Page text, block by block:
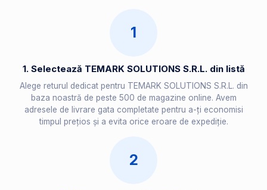
1
1. Selectează TEMARK SOLUTIONS S.R.L. din listă
Alege returul dedicat pentru TEMARK SOLUTIONS S.R.L. din
baza noastră de peste 500 de magazine online. Avem
adresele de livrare gata completate pentru a-ți economisi
timpul prețios și a evita orice eroare de expediție.
2